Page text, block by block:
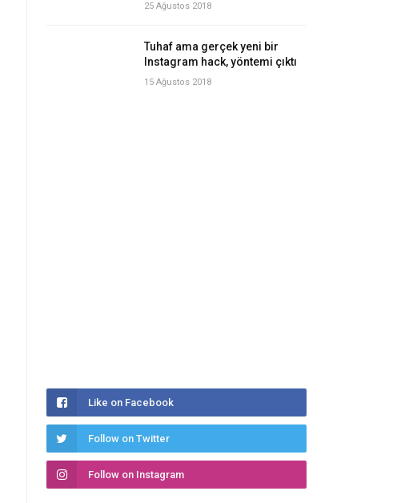
25 Ağustos 2018
Tuhaf ama gerçek yeni bir
Instagram hack, yöntemi çıktı
15 Ağustos 2018
Like on Facebook
Follow on Twitter
Follow on Instagram